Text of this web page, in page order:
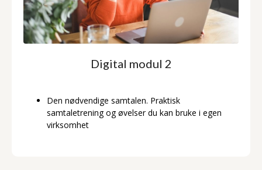
Digital modul 2
Den nødvendige samtalen. Praktisk
samtaletrening og øvelser du kan bruke i egen
virksomhet